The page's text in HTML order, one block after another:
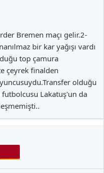
Bremen maçı gelir.2-
bir kar yağışı vardı
top çamura
çeyrek finalden
olduğu
Lakatuş'un da